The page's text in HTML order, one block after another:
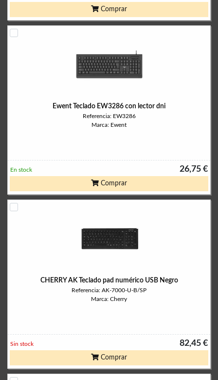
Comprar
Ewent Teclado EW3286 con lector dni
Referencia: EW3286
Marca: Ewent
26,75 €
En stock
Comprar
CHERRY AK Teclado pad numérico USB Negro
Referencia: AK-7000-U-B/SP
Marca: Cherry
82,45 €
Sin stock
Comprar